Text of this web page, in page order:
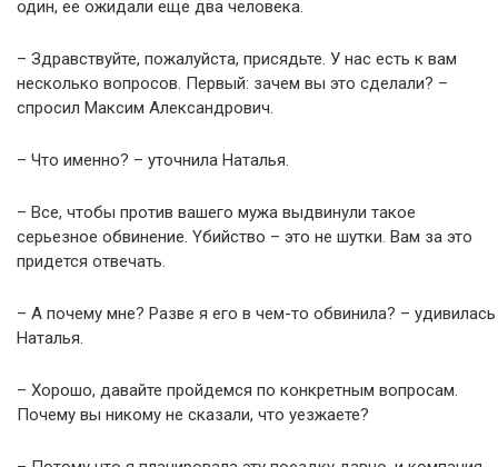
один, ее ожидали еще два человека.
– Здравствуйте, пожалуйста, присядьте. У нас есть к вам
несколько вопросов. Первый: зачем вы это сделали? –
спросил Максим Александрович.
– Что именно? – уточнила Наталья.
– Все, чтобы против вашего мужа выдвинули такое
серьезное обвинение. Yбийcтвo – это не шутки. Вам за это
придется отвечать.
– А почему мне? Разве я его в чем-то обвинила? – удивилась
Наталья.
– Хорошо, давайте пройдемся по конкретным вопросам.
Почему вы никому не сказали, что уезжаете?